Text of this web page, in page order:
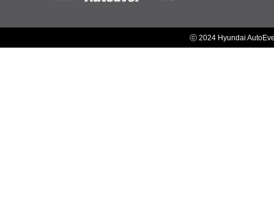
ⓒ 2024 Hyundai